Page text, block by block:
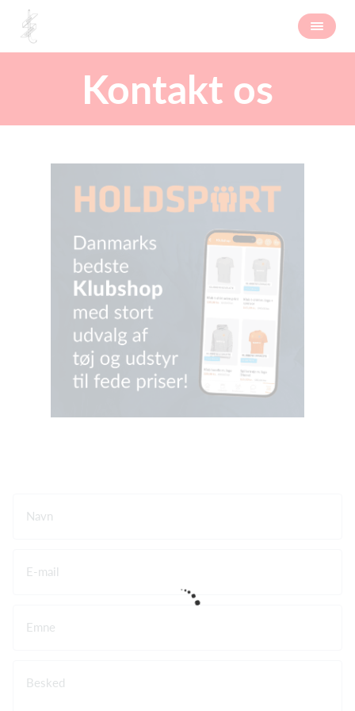
Kontakt os
Navn
E-mail
Emne
Besked